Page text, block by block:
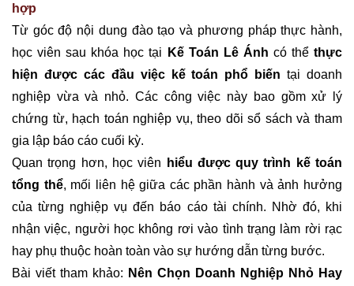
hợp
Từ góc độ nội dung đào tạo và phương pháp thực hành,
học viên sau khóa học tại
Kế Toán Lê Ánh có thể thực
hiện được các đầu việc kế toán phổ biến tại doanh
nghiệp vừa và nhỏ. Các công việc này bao gồm xử lý
chứng từ, hạch toán nghiệp vụ, theo dõi sổ sách và tham
gia lập báo cáo cuối kỳ.
Quan trọng hơn, học viên hiểu được quy trình kế toán
tổng thể, mối liên hệ giữa các phần hành và ảnh hưởng
của từng nghiệp vụ đến báo cáo tài chính. Nhờ đó, khi
nhận việc, người học không rơi vào tình trạng làm rời rạc
hay phụ thuộc hoàn toàn vào sự hướng dẫn từng bước.
Bài viết tham khảo: Nên Chọn Doanh Nghiệp Nhỏ Hay